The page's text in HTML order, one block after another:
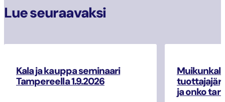
Lue seuraavaksi
Kala ja kauppa seminaari
Tampereella 1.9.2026
ja onko